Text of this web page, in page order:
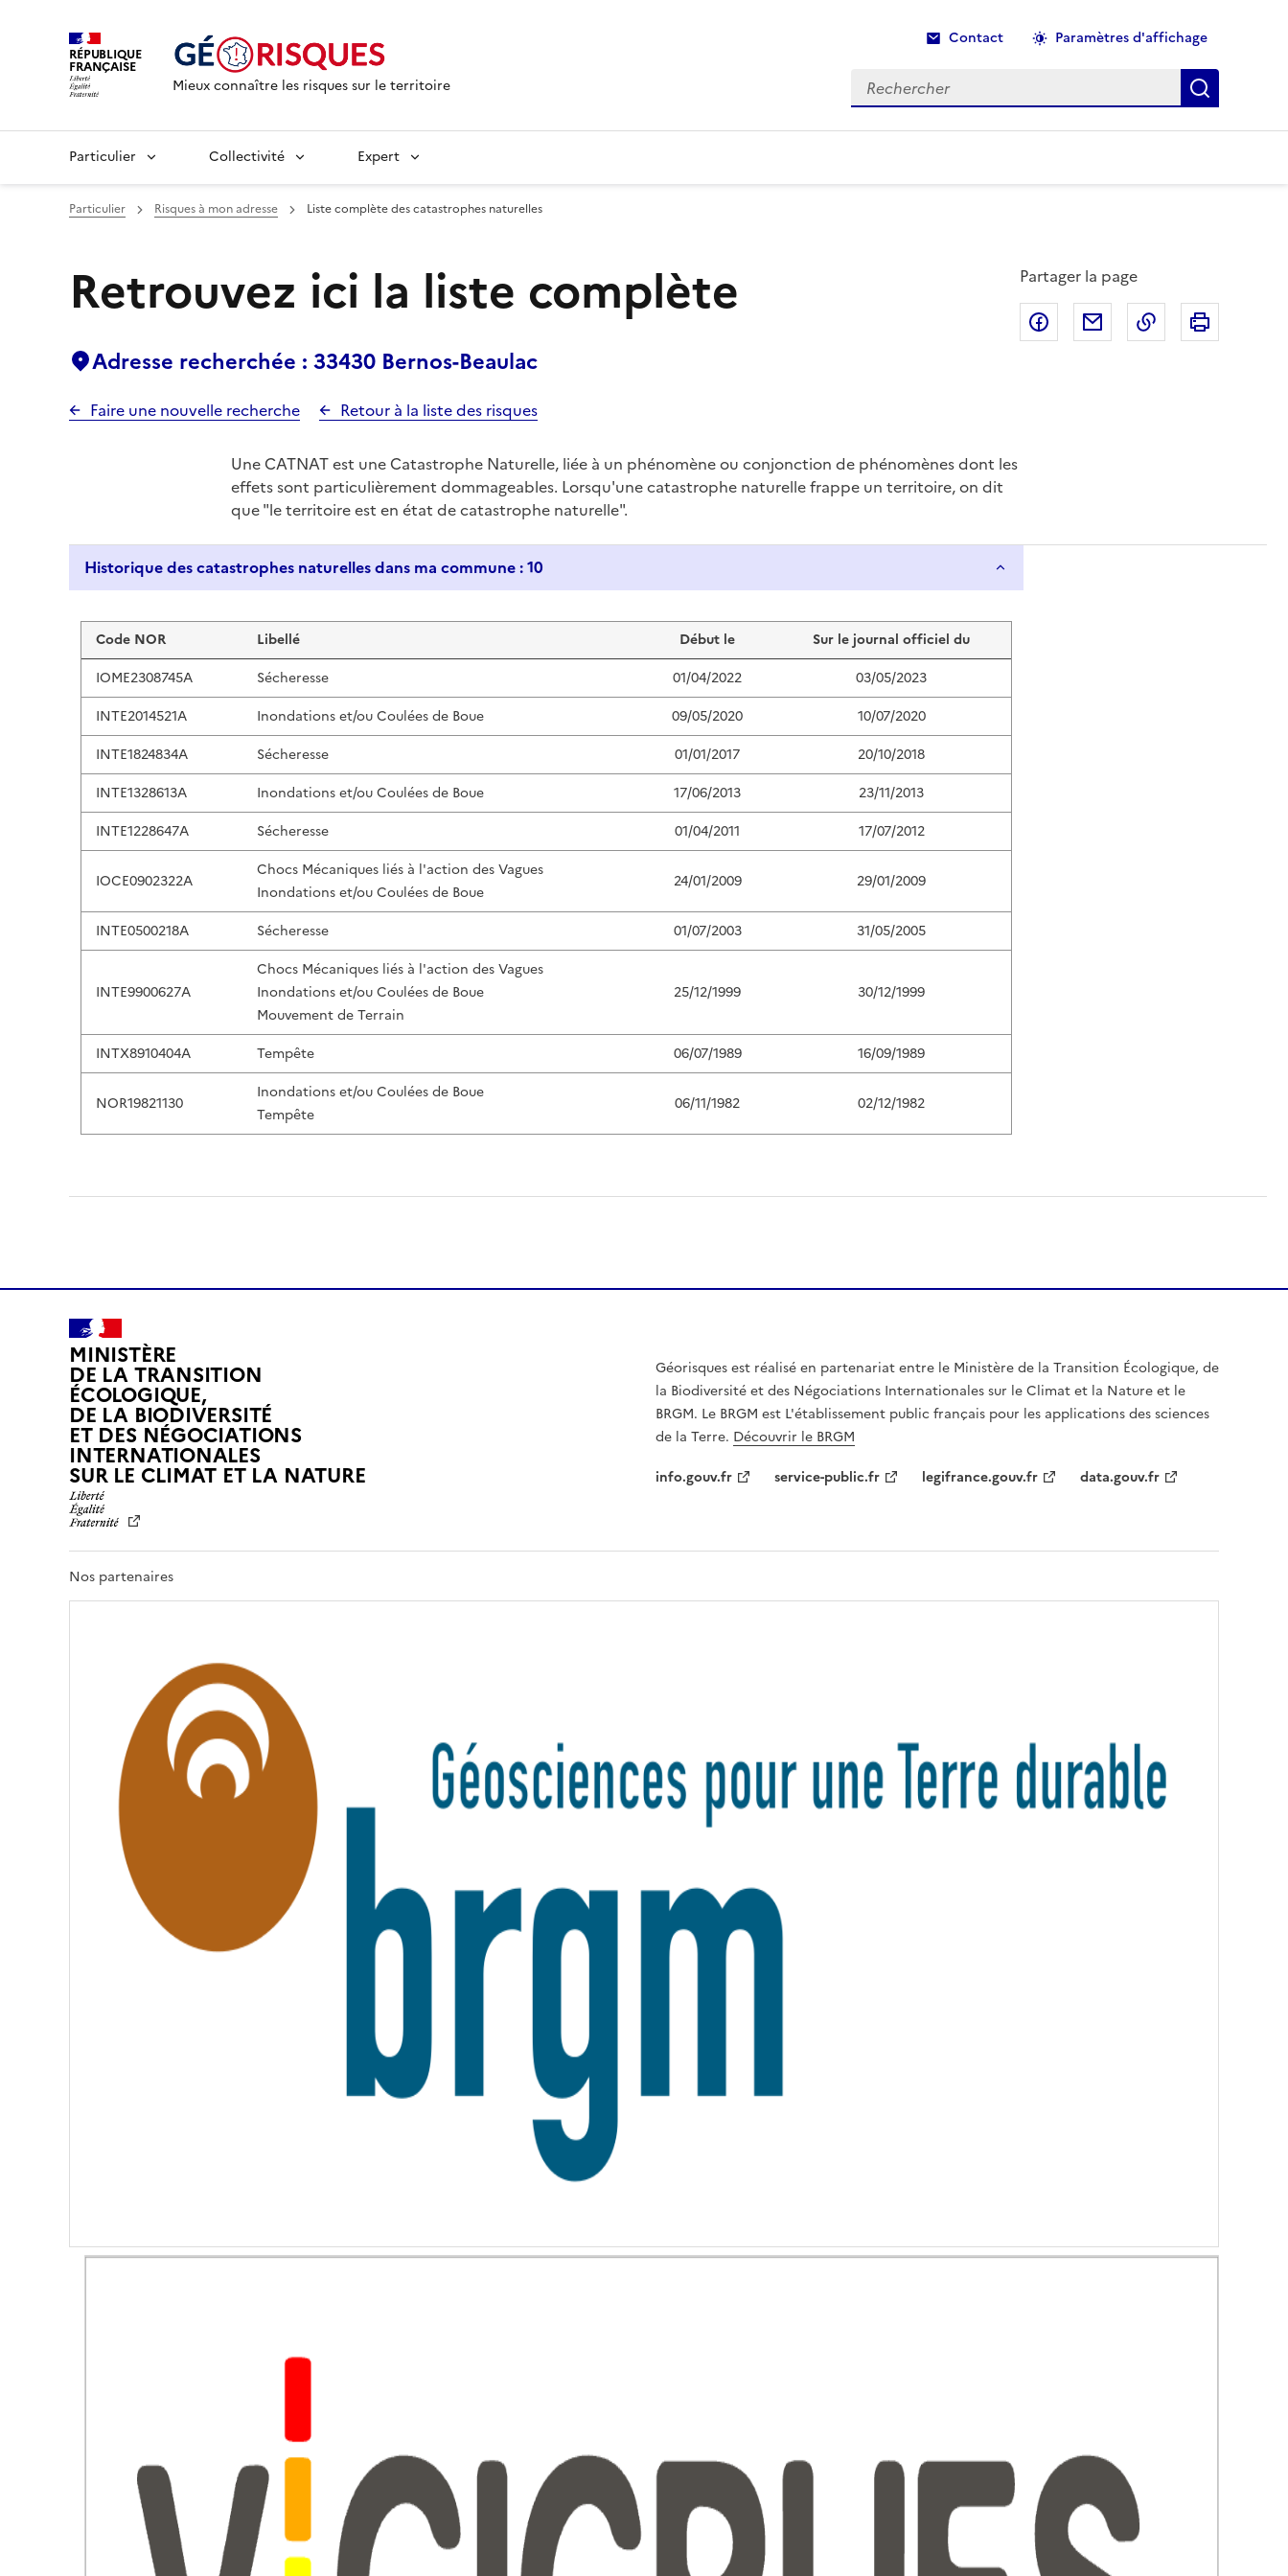
RÉPUBLIQUE
FRANÇAISE
Mieux connaître les risques sur le territoire
Contact Paramètres d'affichage
Rechercher Recherche
Particulier Collectivité Expert
Particulier Risques à mon adresse Liste complète des catastrophes naturelles
Retrouvez ici la liste complète
Adresse recherchée : 33430 Bernos-Beaulac
Faire une nouvelle recherche Retour à la liste des risques
Partager la page
Partager sur Facebook
Partager par email
Copier dans le
Une CATNAT est une Catastrophe Naturelle, liée à un phénomène ou conjonction de phénomènes dont les
effets sont particulièrement dommageables. Lorsqu'une catastrophe naturelle frappe un territoire, on dit
que "le territoire est en état de catastrophe naturelle".
Historique des catastrophes naturelles dans ma commune : 10
Liste de résultats
Code NOR Libellé Début le
Sur le journal officiel du
IOME2308745A
Sécheresse 01/04/2022
03/05/2023
INTE2014521A
Inondations et/ou Coulées de Boue 09/05/2020
10/07/2020
INTE1824834A
Sécheresse 01/01/2017
20/10/2018
INTE1328613A
Inondations et/ou Coulées de Boue 17/06/2013
23/11/2013
INTE1228647A
Sécheresse 01/04/2011 17/07/2012
IOCE0902322A
Chocs Mécaniques liés à l'action des Vagues
Inondations et/ou Coulées de Boue
24/01/2009 29/01/2009
INTE0500218A Sécheresse 01/07/2003 31/05/2005
INTE9900627A
Chocs Mécaniques liés à l'action des Vagues
Inondations et/ou Coulées de Boue
Mouvement de Terrain
25/12/1999 30/12/1999
INTX8910404A Tempête 06/07/1989 16/09/1989
NOR19821130
Inondations et/ou Coulées de Boue
Tempête
06/11/1982 02/12/1982
MINISTÈRE
DE LA TRANSITION
ÉCOLOGIQUE,
DE LA BIODIVERSITÉ
ET DES NÉGOCIATIONS
INTERNATIONALES
SUR LE CLIMAT ET LA NATUREL
R
É
R
R
N
T
Géorisques est réalisé en partenariat entre le Ministère de la Transition Écologique, de
la Biodiversité et des Négociations Internationales sur le Climat et la Nature et le
BRGM. Le BRGM est L'établissement public français pour les applications des sciences
de la Terre. Découvrir le BRGM
info.gouv.fr
service-public.fr legifrance.gouv.fr data.gouv.fr
Nos partenaires